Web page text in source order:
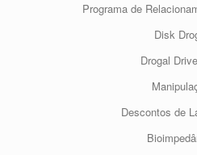
Programa de
Disk
Drogal
Descontos de